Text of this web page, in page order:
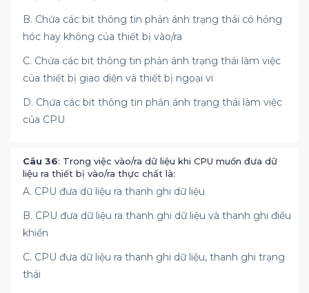
B. Chứa các bit thông tin phản ánh trạng thái có hỏng
hóc hay không của thiết bị vào/ra
C. Chứa các bit thông tin phản ánh trạng thái làm việc
của thiết bị giao diện và thiết bị ngoại vi
D. Chứa các bit thông tin phản ánh trạng thái làm việc
của CPU
Câu 36: Trong việc vào/ra dữ liệu khi CPU muốn đưa dữ
liệu ra thiết bị vào/ra thực chất là:
A. CPU đưa dữ liệu ra thanh ghi dữ liệu
B. CPU đưa dữ liệu ra thanh ghi dữ liệu và thanh ghi điều
khiển
C. CPU đưa dữ liệu ra thanh ghi dữ liệu, thanh ghi trạng
thái